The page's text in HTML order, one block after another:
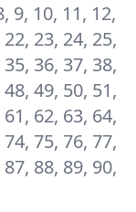
9, 10, 11, 12,
23, 24, 25,
36, 37, 38,
49, 50, 51,
62, 63, 64,
75, 76, 77,
88, 89, 90,